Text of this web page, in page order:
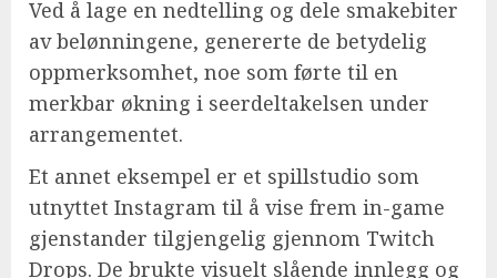
Ved å lage en nedtelling og dele smakebiter
av belønningene, genererte de betydelig
oppmerksomhet, noe som førte til en
merkbar økning i seerdeltakelsen under
arrangementet.
Et annet eksempel er et spillstudio som
utnyttet Instagram til å vise frem in-game
gjenstander tilgjengelig gjennom Twitch
Drops. De brukte visuelt slående innlegg og